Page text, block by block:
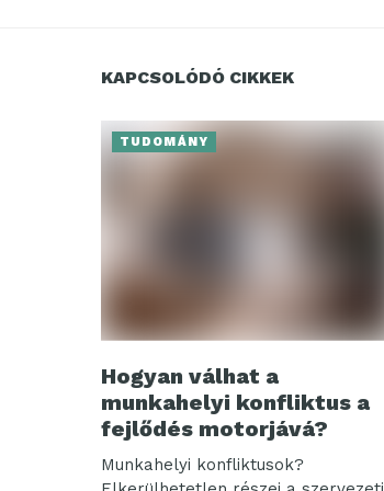
KAPCSOLÓDÓ CIKKEK
TUDOMÁNY
Hogyan válhat a
munkahelyi konfliktus a
fejlődés motorjává?
Munkahelyi konfliktusok?